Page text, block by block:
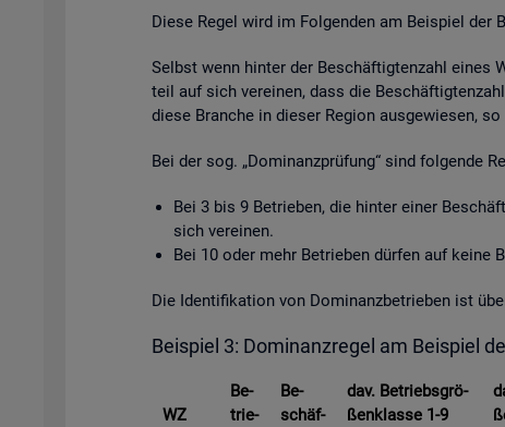
Diese Regel wird im Fol­gen­den am Bei­spiel
Selbst wenn hin­ter der Be­schäf­tig­ten­zahl eines
teil auf sich ver­ei­nen, dass die
diese Bran­che in die­ser Re­gi­on aus­ge­wie­sen,
Bei der sog. „Do­mi­nanz­prü­fung“ sind fol­gen­de
Bei 3 bis 9 Be­trie­ben, die hin­ter einer
sich ver­ei­nen.
Bei 10 oder mehr Be­trie­ben dür­fen auf
Die Iden­ti­fi­ka­ti­on von Do­mi­nanz­be­trie­ben ist
Bei­spiel 3: Do­mi­nanz­re­gel am Bei­spiel
WZ
Be­
trie­
Be­
schäf­
dav. Be­triebs­grö­
ßen­klas­se 1-9